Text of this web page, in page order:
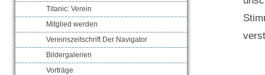
Titanic: Verein
Mitglied werden
Vereinszeitschrift Der Navigator
Bildergalerien
Vorträge